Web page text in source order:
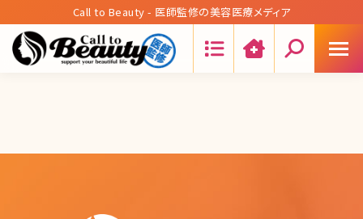
Call to Beauty - 医師監修の美容医療メディア